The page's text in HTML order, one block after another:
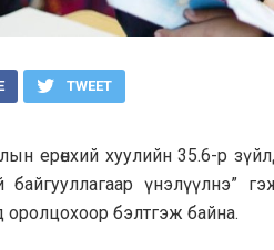
TWEET
ерөнхий хуулийн 35.6-р
байгууллагаар
оролцохоор бэлтгэж байна.